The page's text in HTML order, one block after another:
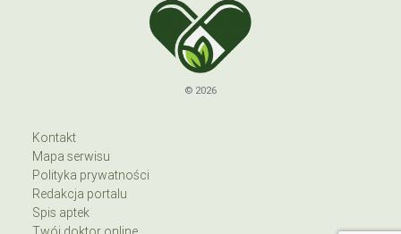
© 2026
Kontakt
Mapa serwisu
Polityka prywatności
Redakcja portalu
Spis aptek